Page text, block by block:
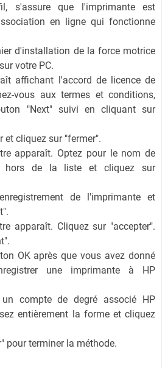
s'assure que l'imprimante est
en ligne qui fonctionne
d'installation de la force motrice
votre PC.
affichant l'accord de licence de
vous aux termes et conditions,
"Next" suivi en cliquant sur
et cliquez sur "fermer".
apparaît. Optez pour le nom de
hors de la liste et cliquez sur
de l'imprimante et
apparaît. Cliquez sur "accepter".
OK après que vous avez donné
une imprimante à HP
un compte de degré associé HP
entièrement la forme et cliquez
pour terminer la méthode.